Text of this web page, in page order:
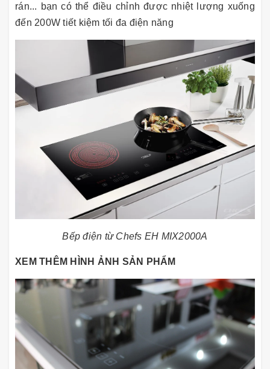
rán... bạn có thể điều chỉnh được nhiệt lượng xuống
đến 200W tiết kiệm tối đa điện năng
Bếp điện từ Chefs EH MIX2000A
XEM THÊM HÌNH ẢNH SẢN PHẨM